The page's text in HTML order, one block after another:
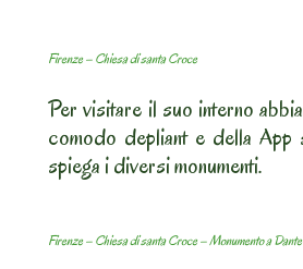
Firenze – Chiesa di santa Croce
Per visitare il suo interno
comodo depliant e della App
spiega i diversi monumenti.
Firenze – Chiesa di santa Croce – Monumento a